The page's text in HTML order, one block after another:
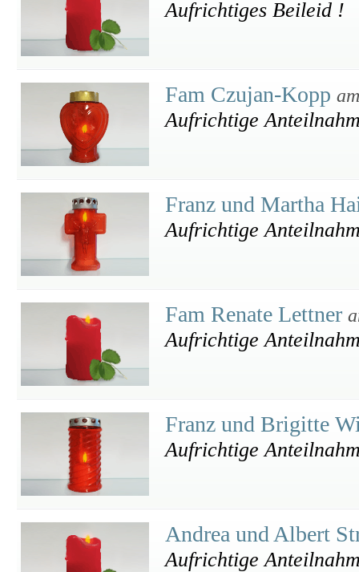
Aufrichtiges Beileid !
Fam Czujan-Kopp
Aufrichtige
Franz und Martha
Aufrichtige
Fam Renate Lettner
Aufrichtige
Franz und Brigitte
Aufrichtige
Andrea und Albert
Aufrichtige